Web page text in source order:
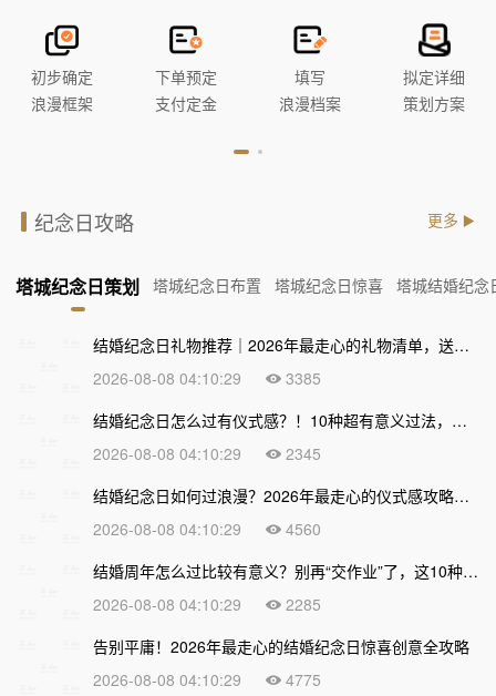
初步确定
浪漫框架
下单预定
支付定金
填写
浪漫档案
拟定详细
策划方案
纪念日攻略 更多
塔城纪念日策划 塔城纪念日布置 塔城纪念日惊喜 塔城结婚纪念
结婚纪念日礼物推荐｜2026年最走心的礼物清单，送到心坎上才不算白过！
2026-08-08 04:10:29
3385
结婚纪念日怎么过有仪式感？！10种超有意义过法，让爱情越久越甜
2026-08-08 04:10:29
2345
结婚纪念日如何过浪漫？2026年最走心的仪式感攻略，让爱情越久越甜
2026-08-08 04:10:29
4560
结婚周年怎么过比较有意义？别再“交作业”了，这10种走心过法让爱情越久越浓
2026-08-08 04:10:29
2285
告别平庸！2026年最走心的结婚纪念日惊喜创意全攻略
2026-08-08 04:10:29
4775